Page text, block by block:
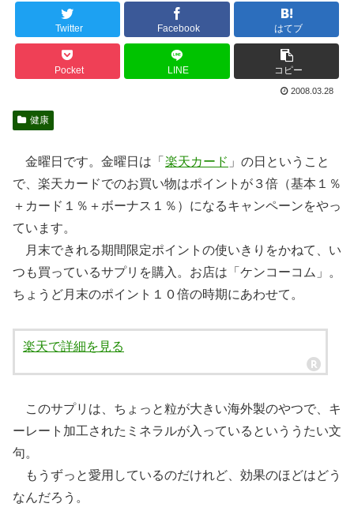
Twitter Facebook はてブ
Pocket LINE コピー
2008.03.28
健康
金曜日です。金曜日は「 楽天カード 」の日ということ
で、楽天カードでのお買い物はポイントが３倍（基本１％
＋カード１％＋ボーナス１％）になるキャンペーンをやっ
ています。
月末できれる期間限定ポイントの使いきりをかねて、い
つも買っているサプリを購入。お店は「ケンコーコム」。
ちょうど月末のポイント１０倍の時期にあわせて。
楽天で詳細を見る
このサプリは、ちょっと粒が大きい海外製のやつで、キ
ーレート加工されたミネラルが入っているといううたい文
句。
もうずっと愛用しているのだけれど、効果のほどはどう
なんだろう。